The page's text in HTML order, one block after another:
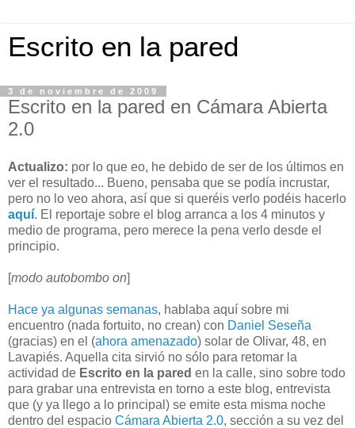
Escrito en la pared
3 de noviembre de 2009
Escrito en la pared en Cámara Abierta
2.0
Actualizo: por lo que eo, he debido de ser de los últimos en
ver el resultado... Bueno, pensaba que se podía incrustar,
pero no lo veo ahora, así que si queréis verlo podéis hacerlo
aquí. El reportaje sobre el blog arranca a los 4 minutos y
medio de programa, pero merece la pena verlo desde el
principio.
[modo autobombo on]
Hace ya algunas semanas, hablaba aquí sobre mi
encuentro (nada fortuito, no crean) con Daniel Seseña
(gracias) en el (ahora amenazado) solar de Olivar, 48, en
Lavapiés. Aquella cita sirvió no sólo para retomar la
actividad de Escrito en la pared en la calle, sino sobre todo
para grabar una entrevista en torno a este blog, entrevista
que (y ya llego a lo principal) se emite esta misma noche
dentro del espacio Cámara Abierta 2.0, sección a su vez del